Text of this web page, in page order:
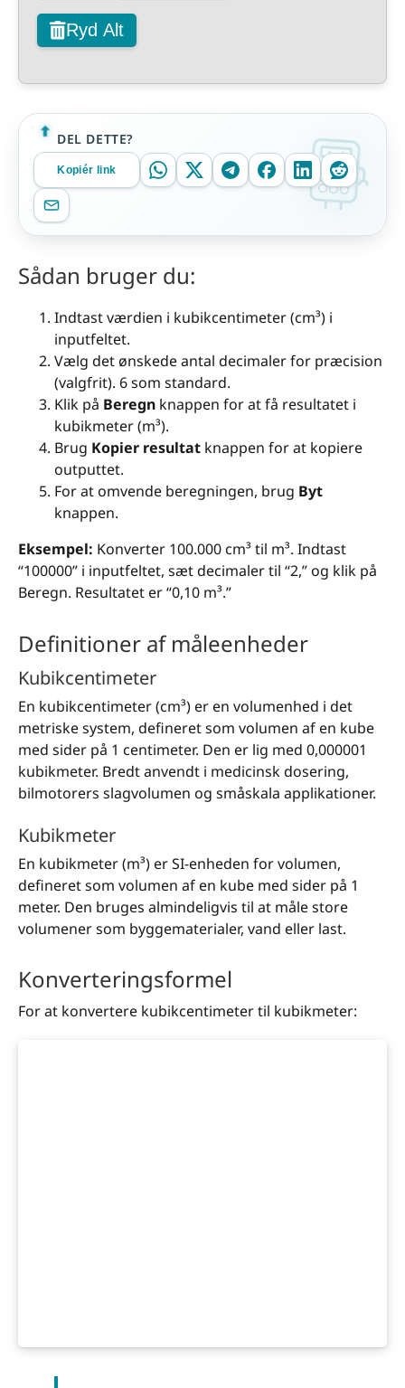
Ryd Alt
DEL DETTE?
Kopiér link
Sådan bruger du:
Indtast værdien i kubikcentimeter (cm³) i
inputfeltet.
Vælg det ønskede antal decimaler for præcision
(valgfrit). 6 som standard.
Klik på Beregn knappen for at få resultatet i
kubikmeter (m³).
Brug Kopier resultat knappen for at kopiere
outputtet.
For at omvende beregningen, brug Byt
knappen.
Eksempel: Konverter 100.000 cm³ til m³. Indtast
“100000” i inputfeltet, sæt decimaler til “2,” og klik på
Beregn. Resultatet er “0,10 m³.”
Definitioner af måleenheder
Kubikcentimeter
En kubikcentimeter (cm³) er en volumenhed i det
metriske system, defineret som volumen af en kube
med sider på 1 centimeter. Den er lig med 0,000001
kubikmeter. Bredt anvendt i medicinsk dosering,
bilmotorers slagvolumen og småskala applikationer.
Kubikmeter
En kubikmeter (m³) er SI-enheden for volumen,
defineret som volumen af en kube med sider på 1
meter. Den bruges almindeligvis til at måle store
volumener som byggematerialer, vand eller last.
Konverteringsformel
For at konvertere kubikcentimeter til kubikmeter: